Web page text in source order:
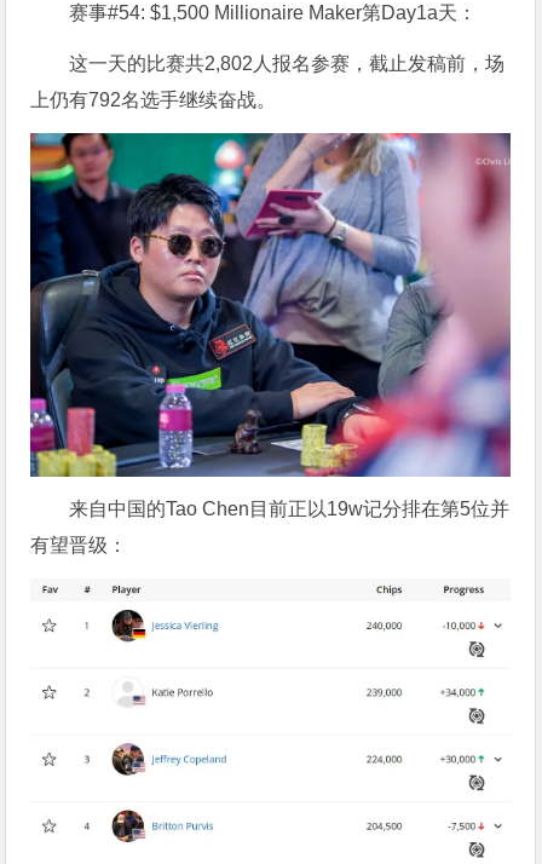
赛事#54: $1,500 Millionaire Maker第Day1a天：
这一天的比赛共2,802人报名参赛，截止发稿前，场
上仍有792名选手继续奋战。
来自中国的Tao Chen目前正以19w记分排在第5位并
有望晋级：